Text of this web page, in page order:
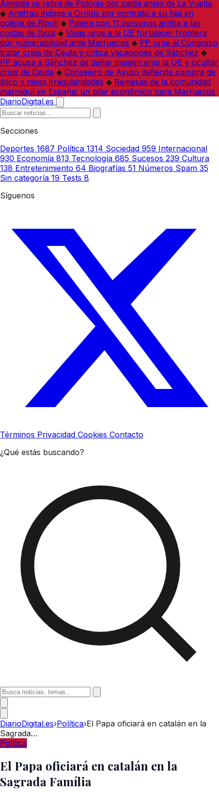
Almeida se retira de Polonia por caída antes de La Vuelta
◆ Antifrau indaga a Orriols por contrato a su hija en
policía de Ripoll ◆ Patera con 11 personas arriba a las
costas de Ibiza ◆ Vivas urge a la UE fortalecer frontera
por vulnerabilidad ante Marruecos ◆ PP urge al Congreso
tratar crisis de Ceuta y critica vacaciones de Sánchez ◆
PP acusa a Sánchez de dañar imagen ante la UE y ocultar
crisis de Ceuta ◆ Consejero de Ayuso defiende compra de
ático y niega irregularidades ◆ Remesas de la comunidad
marroquí en España: un pilar económico para Marruecos
DiarioDigital.es
Secciones
Deportes 1687 Política 1314 Sociedad 959 Internacional
930 Economía 813 Tecnología 685 Sucesos 239 Cultura
138 Entretenimiento 64 Biografías 51 Números Spam 35
Sin categoría 19 Tests 8
Síguenos
Términos Privacidad Cookies Contacto
¿Qué estás buscando?
DiarioDigital.es›Política›El Papa oficiará en catalán en la
Sagrada…
Política
El Papa oficiará en catalán en la
Sagrada Família